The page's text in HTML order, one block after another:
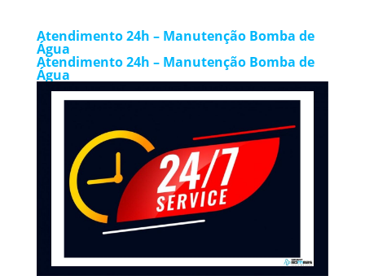
Atendimento 24h – Manutenção Bomba de
Água
Atendimento 24h – Manutenção Bomba de
Água